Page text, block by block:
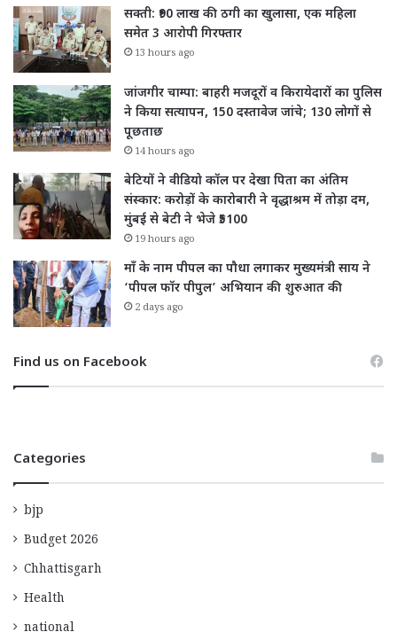
सक्ती: ₹90 लाख की ठगी का खुलासा, एक महिला
समेत 3 आरोपी गिरफ्तार
13 hours ago
जांजगीर चाम्पा: बाहरी मजदूरों व किरायेदारों का पुलिस
ने किया सत्यापन, 150 दस्तावेज जांचे; 130 लोगों से
पूछताछ
14 hours ago
बेटियों ने वीडियो कॉल पर देखा पिता का अंतिम
संस्कार: करोड़ों के कारोबारी ने वृद्धाश्रम में तोड़ा दम,
मुंबई से बेटी ने भेजे ₹5100
19 hours ago
माँ के नाम पीपल का पौधा लगाकर मुख्यमंत्री साय ने
‘पीपल फॉर पीपुल’ अभियान की शुरुआत की
2 days ago
Find us on Facebook
Categories
bjp
Budget 2026
Chhattisgarh
Health